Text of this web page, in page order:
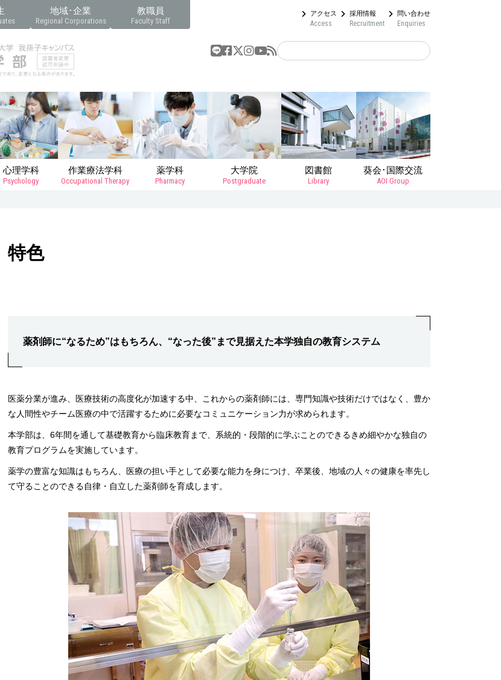
地域･企業
Regional Corporations
教職員
Faculty Staff
アクセス
Access
採用情報
Recruitment
問い合わせ
Enquiries
心理学科
Psychology
作業療法学科
Occupational Therapy
薬学科
Pharmacy
大学院
Postgraduate
図書館
Library
葵会･国際交流
AOI Group
特色
薬剤師に“なるため”はもちろん、“なった後”まで見据えた本学独自の教育システム
医薬分業が進み、医療技術の高度化が加速する中、これからの薬剤師には、専門知識や技術だけではなく、豊か
な人間性やチーム医療の中で活躍するために必要なコミュニケーション力が求められます。
本学部は、6年間を通して基礎教育から臨床教育まで、系統的・段階的に学ぶことのできるきめ細やかな独自の
教育プログラムを実施しています。
薬学の豊富な知識はもちろん、医療の担い手として必要な能力を身につけ、卒業後、地域の人々の健康を率先し
て守ることのできる自律・自立した薬剤師を育成します。